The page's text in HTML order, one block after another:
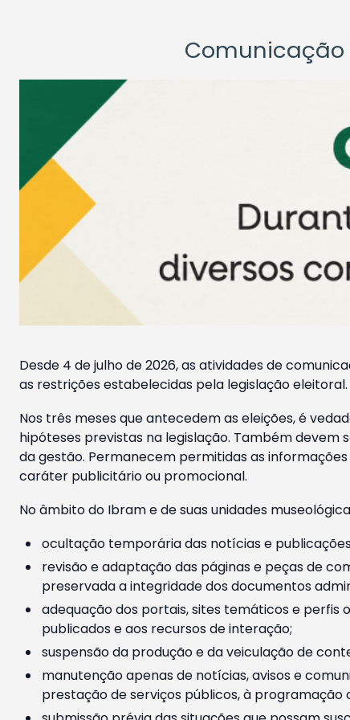
Comunicação
Desde 4 de julho de 2026, as atividades de
as restrições estabelecidas pela legislação eleitoral.
Nos três meses que antecedem as eleições, é
hipóteses previstas na legislação. Também
da gestão. Permanecem permitidas as
caráter publicitário ou promocional.
No âmbito do Ibram e de suas unidades
ocultação temporária das notícias e
revisão e adaptação das páginas e peças de
preservada a integridade dos documentos
adequação dos portais, sites temáticos e perfis
publicados e aos recursos de interação;
suspensão da produção e da veiculação de
manutenção apenas de notícias, avisos e
prestação de serviços públicos, à